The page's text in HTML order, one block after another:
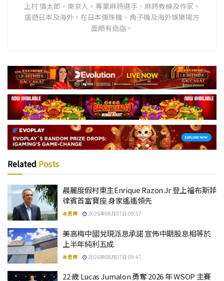
上村 慎太郎，東京人，專業麻將選手、麻將教練及作家。
廣遊日本及海外，在日本彈珠機、角子機及海外娛樂場方
面頗有造詣。
Related Posts
晨麗度假村東主Enrique Razon Jr 登上福布斯菲
律賓首富寶座 身家遙遙領先
本思齊 2026年08月07日 09:57
美高梅中國兌現派息承諾 宣佈中期股息相等於
上半年純利五成
本思齊 2026年08月07日 09:47
22 歲 Lucas Jumalon 勇奪 2026 年 WSOP 主賽